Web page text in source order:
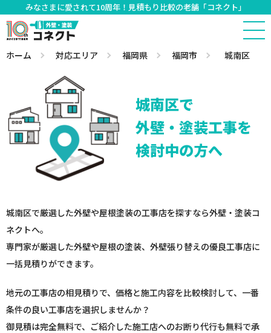
みなさまに愛されて10周年！見積もり比較の老舗「コネクト」
ホーム 対応エリア 福岡県 福岡市 城南区
城南区で
外壁・塗装工事を
検討中の方へ
城南区で厳選した外壁や屋根塗装の工事店を探すなら外壁・塗装コ
ネクトへ。
専門家が厳選した外壁や屋根の塗装、外壁張り替えの優良工事店に
一括見積りができます。
地元の工事店の相見積りで、価格と施工内容を比較検討して、一番
条件の良い工事店を選択しませんか？
御見積は完全無料で、ご紹介した施工店へのお断り代行も無料で承